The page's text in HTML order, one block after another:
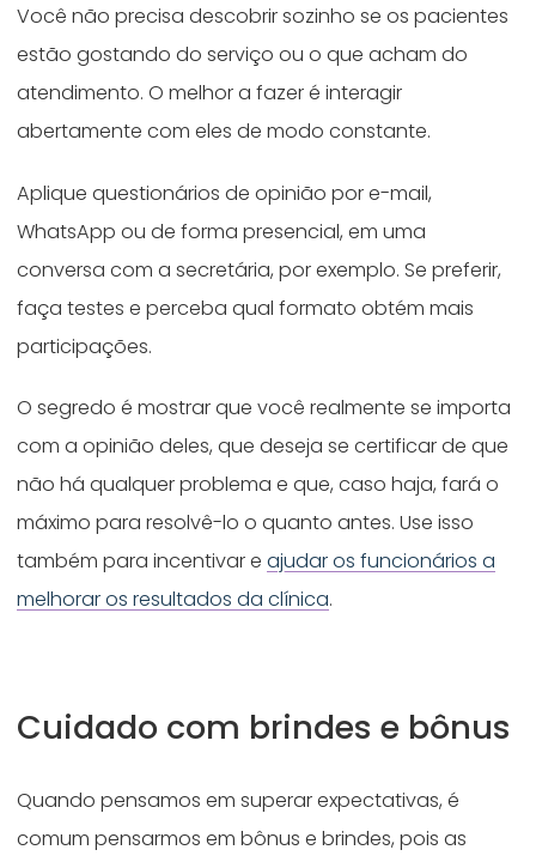
Você não precisa descobrir sozinho se os pacientes
estão gostando do serviço ou o que acham do
atendimento. O melhor a fazer é interagir
abertamente com eles de modo constante.
Aplique questionários de opinião por e-mail,
WhatsApp ou de forma presencial, em uma
conversa com a secretária, por exemplo. Se preferir,
faça testes e perceba qual formato obtém mais
participações.
O segredo é mostrar que você realmente se importa
com a opinião deles, que deseja se certificar de que
não há qualquer problema e que, caso haja, fará o
máximo para resolvê-lo o quanto antes. Use isso
também para incentivar eajudar os funcionários a
melhorar os resultados da clínica.
Cuidado com brindes e bônus
Quando pensamos em superar expectativas, é
comum pensarmos em bônus e brindes, pois as